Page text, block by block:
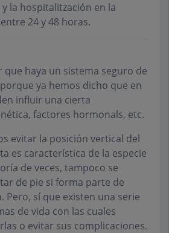
la hospitalitzación en la
24 y 48 horas.
que haya un sistema seguro de
ya hemos dicho que en
influir una cierta
factores hormonals, etc.
evitar la posición vertical del
es característica de la especie
de veces, tampoco se
de pie si forma parte de
Pero, sí que existen una serie
de vida con las cuales
o evitar sus complicaciones.